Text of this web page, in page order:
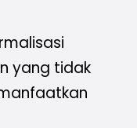
yang tidak